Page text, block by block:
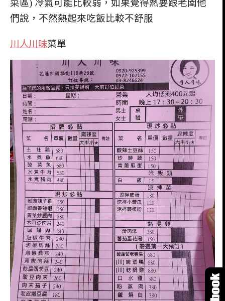
菜區) 冷氣可能比較弱，如果覺得熱要跟老闆他
們說，不然熱起來吃飯比較不舒服
川人川味菜單